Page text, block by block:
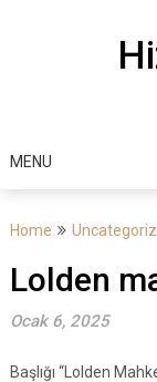
MENU
Home
Lolden
Ocak 6, 2025
Başlığı “Lolden